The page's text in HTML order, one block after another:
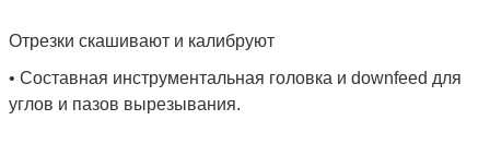
Отрезки скашивают и калибруют
• Составная инструментальная головка и downfeed для
углов и пазов вырезывания.